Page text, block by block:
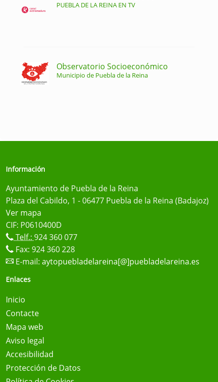
PUEBLA DE LA REINA EN TV
Observatorio Socioeconómico
Municipio de Puebla de la Reina
Información
Ayuntamiento de Puebla de la Reina
Plaza del Cabildo, 1 - 06477 Puebla de la Reina (Badajoz)
Ver mapa
CIF: P0610400D
Telf.: 924 360 077
Fax: 924 360 228
E-mail: aytopuebladelareina[@]puebladelareina.es
Enlaces
Inicio
Contacte
Mapa web
Aviso legal
Accesibilidad
Protección de Datos